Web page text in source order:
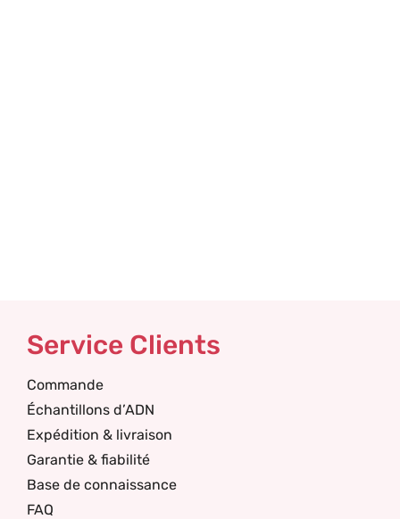
Service Clients
Commande
Échantillons d’ADN
Expédition & livraison
Garantie & fiabilité
Base de connaissance
FAQ